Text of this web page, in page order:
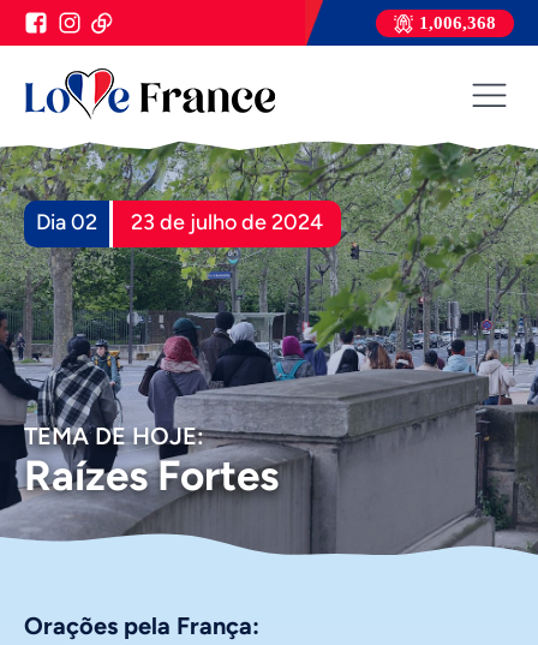
1,006,368
Dia 02 23 de julho de 2024
TEMA DE HOJE:
Raízes Fortes
Orações pela França: